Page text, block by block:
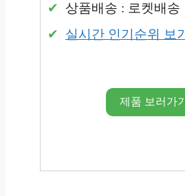
상품배송 : 로켓배송
실시간 인기순위 보기
제품 보러가기